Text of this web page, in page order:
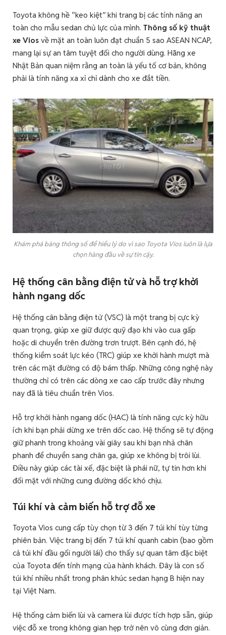
Toyota không hề “keo kiệt” khi trang bị các tính năng an
toàn cho mẫu sedan chủ lực của mình. Thông số kỹ thuật
xe Vios về mặt an toàn luôn đạt chuẩn 5 sao ASEAN NCAP,
mang lại sự an tâm tuyệt đối cho người dùng. Hãng xe
Nhật Bản quan niệm rằng an toàn là yếu tố cơ bản, không
phải là tính năng xa xỉ chỉ dành cho xe đắt tiền.
Khám phá bảng thông số để hiểu lý do vì sao Toyota Vios luôn là lựa
chọn hàng đầu về sự tin cậy.
Hệ thống cân bằng điện tử và hỗ trợ khởi
hành ngang dốc
Hệ thống cân bằng điện tử (VSC) là một trang bị cực kỳ
quan trọng, giúp xe giữ được quỹ đạo khi vào cua gấp
hoặc di chuyển trên đường trơn trượt. Bên cạnh đó, hệ
thống kiểm soát lực kéo (TRC) giúp xe khởi hành mượt mà
trên các mặt đường có độ bám thấp. Những công nghệ này
thường chỉ có trên các dòng xe cao cấp trước đây nhưng
nay đã là tiêu chuẩn trên Vios.
Hỗ trợ khởi hành ngang dốc (HAC) là tính năng cực kỳ hữu
ích khi bạn phải dừng xe trên dốc cao. Hệ thống sẽ tự động
giữ phanh trong khoảng vài giây sau khi bạn nhả chân
phanh để chuyển sang chân ga, giúp xe không bị trôi lùi.
Điều này giúp các tài xế, đặc biệt là phái nữ, tự tin hơn khi
đối mặt với những cung đường dốc khó chịu.
Túi khí và cảm biến hỗ trợ đỗ xe
Toyota Vios cung cấp tùy chọn từ 3 đến 7 túi khí tùy từng
phiên bản. Việc trang bị đến 7 túi khí quanh cabin (bao gồm
cả túi khí đầu gối người lái) cho thấy sự quan tâm đặc biệt
của Toyota đến tính mạng của hành khách. Đây là con số
túi khí nhiều nhất trong phân khúc sedan hạng B hiện nay
tại Việt Nam.
Hệ thống cảm biến lùi và camera lùi được tích hợp sẵn, giúp
việc đỗ xe trong không gian hẹp trở nên vô cùng đơn giản.